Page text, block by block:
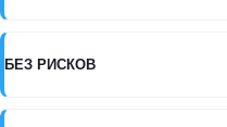
БЕЗ РИСКОВ